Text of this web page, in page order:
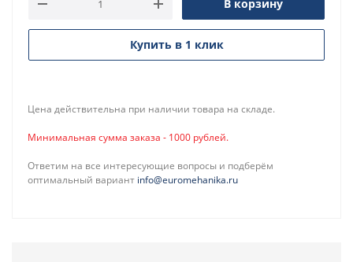
В корзину
Купить в 1 клик
Цена действительна при наличии товара на складе.
Минимальная сумма заказа - 1000 рублей.
Ответим на все интересующие вопросы и подберём
оптимальный вариант info@euromehanika.ru